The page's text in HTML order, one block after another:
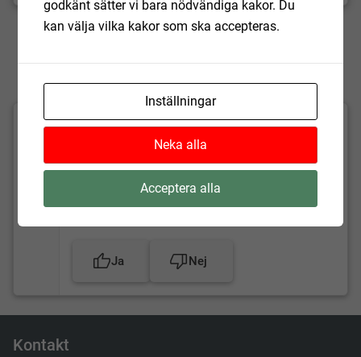
Fick du hjälp av informationen på
Vi läser allt och tar till oss synpunkter. Om du
vill komma i kontakt med Hörby kommun kan
Ja Nej
Kontakt
godkänt sätter vi bara nödvändiga kakor. Du
kan välja vilka kakor som ska accepteras.
Inställningar
Neka alla
Acceptera alla